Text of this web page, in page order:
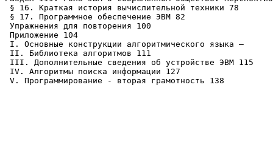
§ 16. Краткая история вычислительной техники 78
§ 17. Программное обеспечение ЭВМ 82
Упражнения для повторения 100
Приложение 104
I. Основные конструкции алгоритмического языка —
II. Библиотека алгоритмов 111
III. Дополнительные сведения об устройстве ЭВМ 115
IV. Алгоритмы поиска информации 127
V. Программирование - вторая грамотность 138